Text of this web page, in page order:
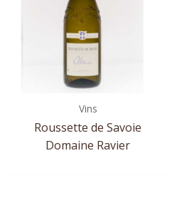
Vins
Roussette de Savoie
Domaine Ravier